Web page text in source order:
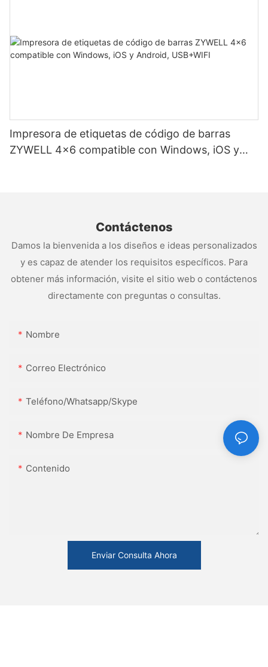
Impresora de etiquetas de código de barras
ZYWELL 4x6 compatible con Windows, iOS y
Contáctenos
Damos la bienvenida a los diseños e ideas personalizados
y es capaz de atender los requisitos específicos. Para
obtener más información, visite el sitio web o contáctenos
directamente con preguntas o consultas.
Nombre
Correo Electrónico
Teléfono/whatsapp/skype
Nombre De Empresa
Contenido
Enviar Consulta Ahora